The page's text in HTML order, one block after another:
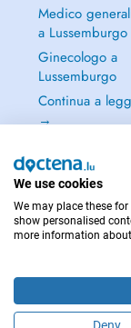
Medico
a Lussemburgo
Ginecologo a
Lussemburgo
Continua a
→
Copyright © 2026 -
We use cookies
We may place these
show personalised
more information